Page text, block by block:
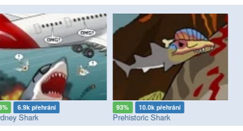
6.9k přehrání
Shark
93% 10.0k přehrání
Prehistoric Shark